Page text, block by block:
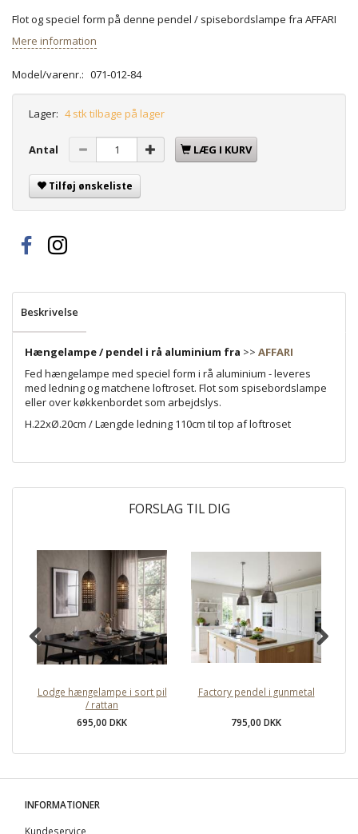
Flot og speciel form på denne pendel / spisebordslampe fra AFFARI
Mere information
Model/varenr.: 071-012-84
Lager: 4 stk tilbage på lager
Antal LÆG I KURV
Tilføj ønskeliste
Beskrivelse
Hængelampe / pendel i rå aluminium fra >> AFFARI
Fed hængelampe med speciel form i rå aluminium - leveres
med ledning og matchene loftroset. Flot som spisebordslampe
eller over køkkenbordet som arbejdslys.
H.22xØ.20cm / Længde ledning 110cm til top af loftroset
FORSLAG TIL DIG
Lodge hængelampe i sort pil
/ rattan
695,00 DKK
Factory pendel i gunmetal
795,00 DKK
INFORMATIONER
Kundeservice